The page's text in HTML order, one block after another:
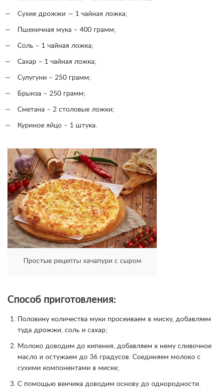
Сухие дрожжи — 1 чайная ложка;
Пшеничная мука – 400 грамм;
Соль – 1 чайная ложка;
Сахар – 1 чайная ложка;
Сулугуни – 250 грамм;
Брынза – 250 грамм;
Сметана – 2 столовые ложки;
Куриное яйцо – 1 штука.
Простые рецепты хачапури с сыром
Способ приготовления:
Половину количества муки просеиваем в миску, добавляем
туда дрожжи, соль и сахар;
Молоко доводим до кипения, добавляем к нему сливочное
масло и остужаем до 36 градусов. Соединяем молоко с
сухими компонентами в миске;
С помощью венчика доводим основу до однородности.